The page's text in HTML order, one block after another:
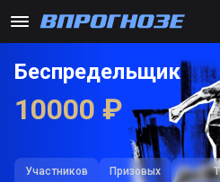
Беспредельщик
10000 ₽
Участников Призовых